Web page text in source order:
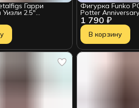
Гарри
2.5"
1 790 ₽
Фигурка Funko
Potter
Granger w/Wand
В корзину